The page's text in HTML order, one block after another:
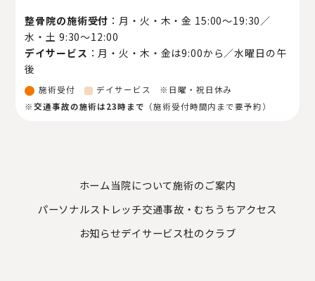
整骨院の施術受付 ：月・火・木・金 15:00〜19:30／
水・土 9:30〜12:00
デイサービス ：月・火・木・金は9:00から／水曜日の午
後
施術受付
デイサービス ※日曜・祝日休み
※交通事故の施術は23時まで （施術受付時間内まで要予約）
ホーム当院について施術のご案内
パーソナルストレッチ交通事故・むちうちアクセス
お知らせデイサービス杜のクラブ